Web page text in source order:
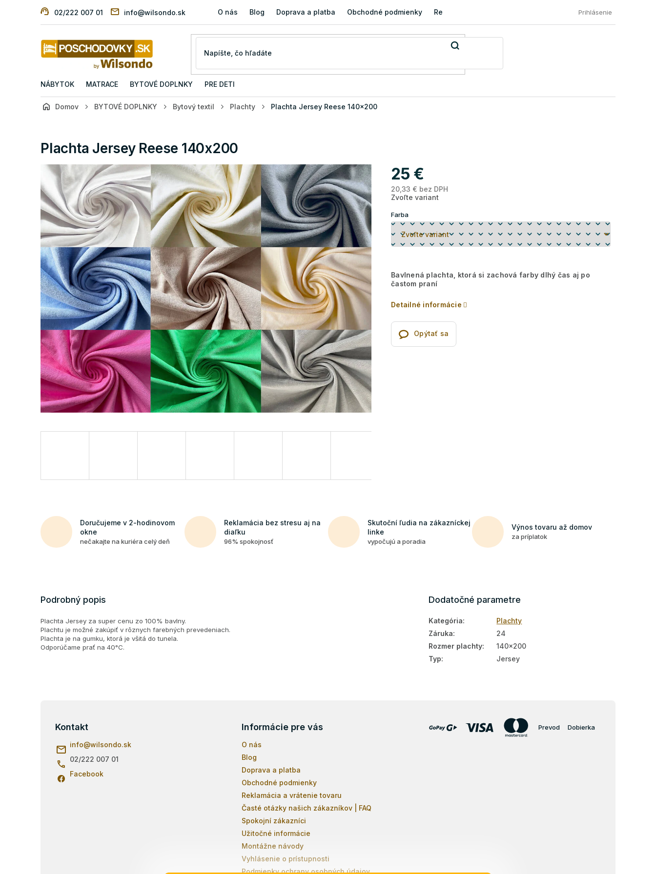
02/222 007 01 info@wilsondo.sk O nás Blog Doprava a platba Obchodné podmienky Reklamácia a vrátenie tovaru Časté otázky našich
Prihlásenie
NÁBYTOK MATRACE BYTOVÉ DOPLNKY PRE DETI
Domov BYTOVÉ DOPLNKY Bytový textil Plachty Plachta Jersey Reese 140x200
Plachta Jersey Reese 140x200
25 €
20,33 € bez DPH
Zvoľte variant
Farba
Bavlnená plachta, ktorá si zachová farby dlhý čas aj po
častom praní
Detailné informácie
Opýtať sa
Doručujeme v 2-hodinovom
okne
nečakajte na kuriéra celý deň
Reklamácia bez stresu aj na
diaľku
96% spokojnosť
Skutoční ľudia na zákazníckej
linke
vypočujú a poradia
Výnos tovaru až domov
za príplatok
Podrobný popis
Plachta Jersey za super cenu zo 100% bavlny.
Plachtu je možné zakúpiť v rôznych farebných prevedeniach.
Plachta je na gumku, ktorá je všitá do tunela.
Odporúčame prať na 40°C.
Dodatočné parametre
Kategória:
Plachty
Záruka:
24
Rozmer plachty:
140x200
Typ: Jersey
Kontakt
info@wilsondo.sk
02/222 007 01
Facebook
Informácie pre vás
O nás
Blog
Doprava a platba
Obchodné podmienky
Reklamácia a vrátenie tovaru
Časté otázky našich zákazníkov | FAQ
Spokojní zákazníci
Užitočné informácie
Montážne návody
Vyhlásenie o prístupnosti
Podmienky ochrany osobných údajov
Prevod Dobierka